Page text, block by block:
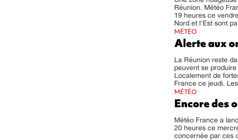
Réunion. Météo
19 heures ce
Nord et l'Est sont
MÉTÉO
Alerte aux
La Réunion reste
peuvent se
Localement de
France ce jeudi.
MÉTÉO
Encore des
Météo France a
20 heures ce
concernée par ces